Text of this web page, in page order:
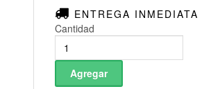
ENTREGA INMEDIATA
Cantidad